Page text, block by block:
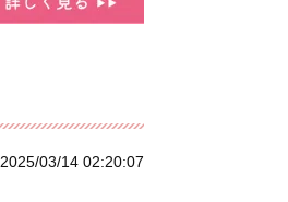
2025/03/14 02:20:07